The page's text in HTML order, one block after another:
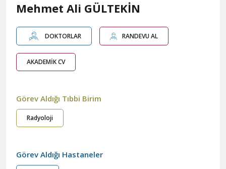
Mehmet Ali GÜLTEKİN
DOKTORLAR RANDEVU AL
AKADEMİK CV
Görev Aldığı Tıbbi Birim
Radyoloji
Görev Aldığı Hastaneler